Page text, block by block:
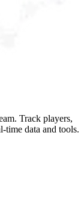
Track players,
time data and tools.